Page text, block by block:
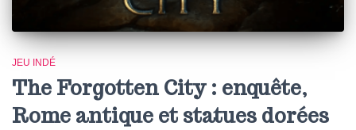
JEU INDÉ
The Forgotten City : enquête,
Rome antique et statues dorées